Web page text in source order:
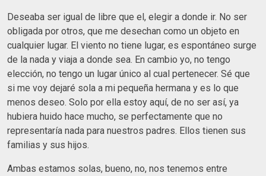
Deseaba ser igual de libre que el, elegir a donde ir. No ser
obligada por otros, que me desechan como un objeto en
cualquier lugar. El viento no tiene lugar, es espontáneo surge
de la nada y viaja a donde sea. En cambio yo, no tengo
elección, no tengo un lugar único al cual pertenecer. Sé que
si me voy dejaré sola a mi pequeña hermana y es lo que
menos deseo. Solo por ella estoy aquí, de no ser así, ya
hubiera huido hace mucho, se perfectamente que no
representaría nada para nuestros padres. Ellos tienen sus
familias y sus hijos.
Ambas estamos solas, bueno, no, nos tenemos entre